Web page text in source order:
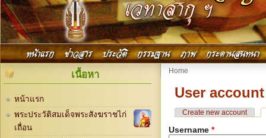
Main menu
หน้าแรก ข่าวสาร ประวัติ กรรมฐาน ภาพ กระดานสนทนา
เนื้อหา
หน้าแรก
พระประวัติสมเด็จพระสังฆราชไก่
เถื่อน
You are here
Home
User account
Primary tabs
Create new account
Username *